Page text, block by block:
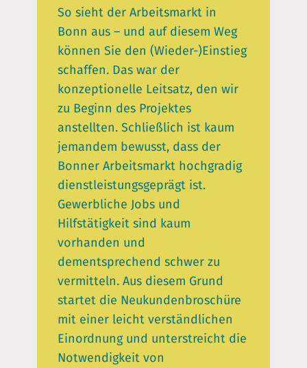
So sieht der Arbeitsmarkt in
Bonn aus – und auf diesem Weg
können Sie den (Wieder-)Einstieg
schaffen. Das war der
konzeptionelle Leitsatz, den wir
zu Beginn des Projektes
anstellten. Schließlich ist kaum
jemandem bewusst, dass der
Bonner Arbeitsmarkt hochgradig
dienstleistungsgeprägt ist.
Gewerbliche Jobs und
Hilfstätigkeit sind kaum
vorhanden und
dementsprechend schwer zu
vermitteln. Aus diesem Grund
startet die Neukundenbroschüre
mit einer leicht verständlichen
Einordnung und unterstreicht die
Notwendigkeit von